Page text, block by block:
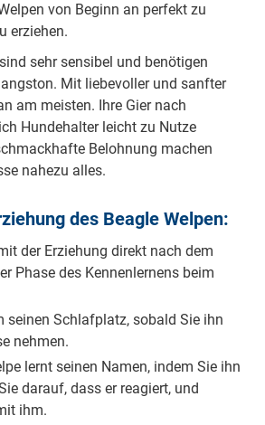
von Beginn an perfekt zu
erziehen.
sehr sensibel und benötigen
Mit liebevoller und sanfter
am meisten. Ihre Gier nach
Hundehalter leicht zu Nutze
Belohnung machen
nahezu alles.
des Beagle Welpen:
der Erziehung direkt nach dem
Phase des Kennenlernens beim
seinen Schlafplatz, sobald Sie ihn
nehmen.
lernt seinen Namen, indem Sie ihn
darauf, dass er reagiert, und
ihm.